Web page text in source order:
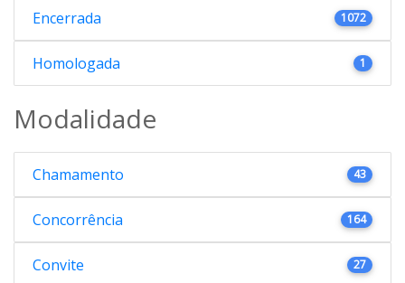
Encerrada 1072
Homologada 1
Modalidade
Chamamento 43
Concorrência 164
Convite 27